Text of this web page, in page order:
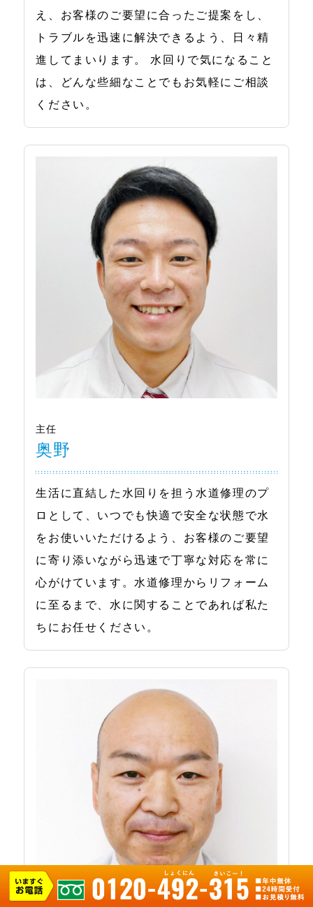
え、お客様のご要望に合ったご提案をし、
トラブルを迅速に解決できるよう、日々精
進してまいります。 水回りで気になること
は、どんな些細なことでもお気軽にご相談
ください。
主任
奥野
生活に直結した水回りを担う水道修理のプ
ロとして、いつでも快適で安全な状態で水
をお使いいただけるよう、お客様のご要望
に寄り添いながら迅速で丁寧な対応を常に
心がけています。水道修理からリフォーム
に至るまで、水に関することであれば私た
ちにお任せください。